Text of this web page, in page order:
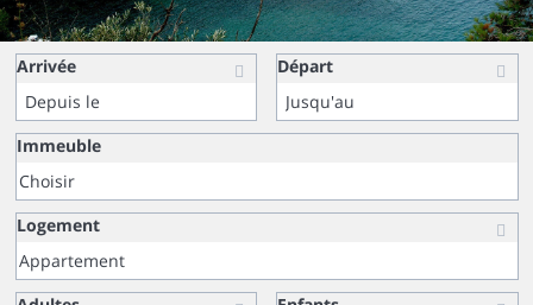
Arrivée Départ
Immeuble
Logement